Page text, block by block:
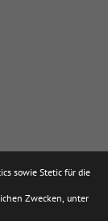
sowie Stetic für die
Zwecken, unter